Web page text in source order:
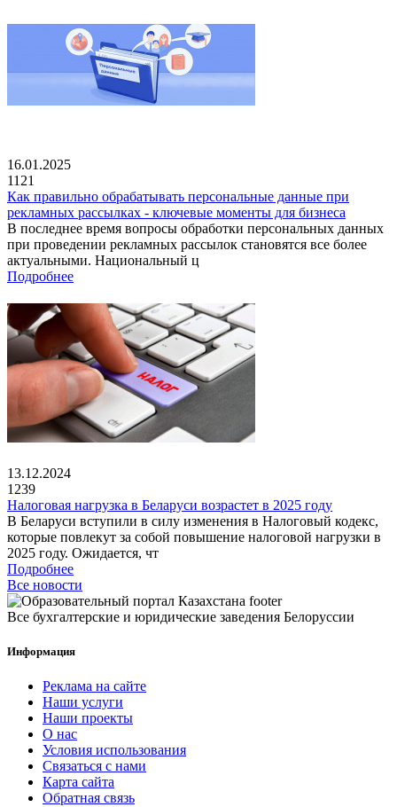
16.01.2025
1121
Как правильно обрабатывать персональные данные при
рекламных рассылках - ключевые моменты для бизнеса
В последнее время вопросы обработки персональных данных
при проведении рекламных рассылок становятся все более
актуальными. Национальный ц
Подробнее
13.12.2024
1239
Налоговая нагрузка в Беларуси возрастет в 2025 году
В Беларуси вступили в силу изменения в Налоговый кодекс,
которые повлекут за собой повышение налоговой нагрузки в
2025 году. Ожидается, чт
Подробнее
Все новости
Все бухгалтерские и юридические заведения Белоруссии
Информация
Реклама на сайте
Наши услуги
Наши проекты
О нас
Условия использования
Связаться с нами
Карта сайта
Обратная связь